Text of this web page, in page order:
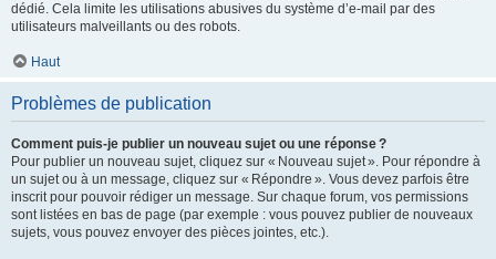
dédié. Cela limite les utilisations abusives du système d’e-mail par des
utilisateurs malveillants ou des robots.
Haut
Problèmes de publication
Comment puis-je publier un nouveau sujet ou une réponse ?
Pour publier un nouveau sujet, cliquez sur « Nouveau sujet ». Pour répondre à
un sujet ou à un message, cliquez sur « Répondre ». Vous devez parfois être
inscrit pour pouvoir rédiger un message. Sur chaque forum, vos permissions
sont listées en bas de page (par exemple : vous pouvez publier de nouveaux
sujets, vous pouvez envoyer des pièces jointes, etc.).